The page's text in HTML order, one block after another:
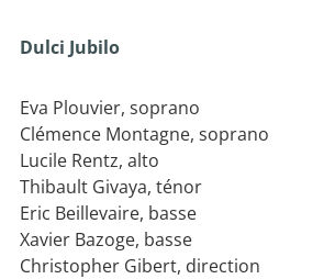
Dulci Jubilo
Eva Plouvier, soprano
Clémence Montagne, soprano
Lucile Rentz, alto
Thibault Givaya, ténor
Eric Beillevaire, basse
Xavier Bazoge, basse
Christopher Gibert, direction